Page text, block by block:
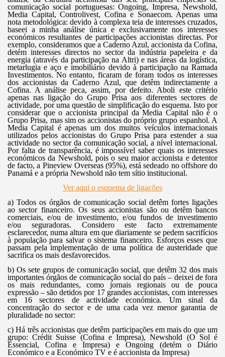
comunicação social portuguesas: Ongoing, Impresa, Newshold,
Media Capital, Controlivest, Cofina e Sonaecom. Apenas uma
nota metodológica: devido à complexa teia de interesses cruzados,
baseei a minha análise única e exclusivamente nos interesses
económicos resultantes de participações accionistas directas. Por
exemplo, consideramos que a Caderno Azul, accionista da Cofina,
detém interesses directos no sector da indústria papeleira e da
energia (através da participação na Altri) e nas áreas da logística,
metarlugia e aço e imobiliário devido à participação na Ramada
Investimentos. No entanto, ficaram de foram todos os interesses
dos accionistas da Caderno Azul, que detêm indirectamente a
Cofina. A análise peca, assim, por defeito. Aboli este critério
apenas nas ligação do Grupo Prisa aos diferentes sectores de
actividade, por uma questão de simplificação do esquema. Isto por
considerar que o accionista principal da Media Capital não é o
Grupo Prisa, mas sim os accionistas do próprio grupo espanhol. A
Media Capital é apenas um dos muitos veículos internacionais
utilizados pelos accionistas do Grupo Prisa para estender a sua
actividade no sector da comunicação social, a nível internacional.
Por falta de transparência, é impossível saber quais os interesses
económicos da Newshold, pois o seu maior accionista e detentor
de facto, a Pineview Overseas (95%), está sedeado no offshore do
Panamá e a própria Newshold não tem sítio institucional.
Ver aqui o esquema de ligações
a) Todos os órgãos de comunicação social detêm fortes ligações
ao sector financeiro. Os seus accionistas são ou detêm bancos
comerciais, e/ou de investimento, e/ou fundos de investimento
e/ou seguradoras. Considero este facto extremamente
esclarecedor, numa altura em que diariamente se pedem sacrifícios
à população para salvar o sistema financeiro. Esforços esses que
passam pela implementação de uma política de austeridade que
sacrifica os mais desfavorecidos.
b) Os sete grupos de comunicação social, que detêm 32 dos mais
importantes órgãos de comunicação social do país – deixei de fora
os mais redundantes, como jornais regionais ou de pouca
expressão – são detidos por 17 grandes accionistas, com interesses
em 16 sectores de actividade económica. Um sinal da
concentração do sector e de uma cada vez menor garantia de
pluralidade no sector:
c) Há três accionistas que detêm participações em mais do que um
grupo: Crédit Suisse (Cofina e Impresa), Newshold (O Sol é
Essencial, Cofina e Impresa) e Ongoing (detém o Diário
Económico e a Económico TV e é accionista da Impresa)